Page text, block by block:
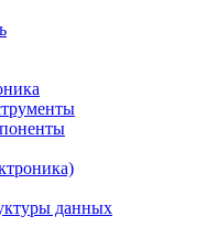
данных